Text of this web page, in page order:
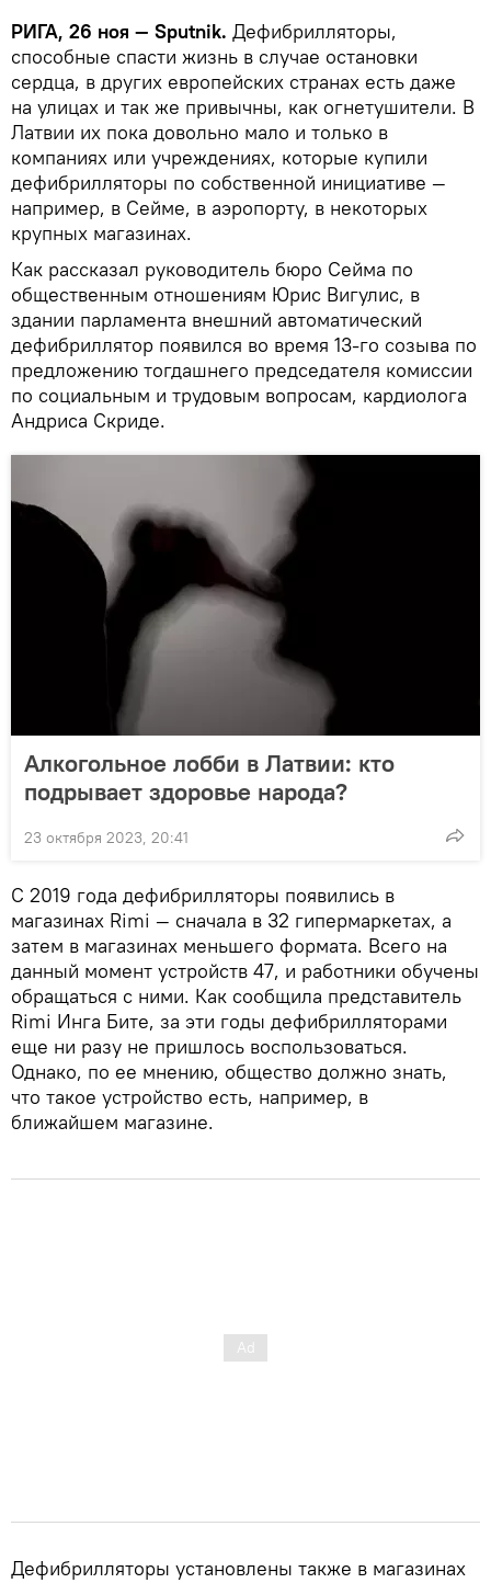
РИГА, 26 ноя — Sputnik. Дефибрилляторы,
способные спасти жизнь в случае остановки
сердца, в других европейских странах есть даже
на улицах и так же привычны, как огнетушители. В
Латвии их пока довольно мало и только в
компаниях или учреждениях, которые купили
дефибрилляторы по собственной инициативе —
например, в Сейме, в аэропорту, в некоторых
крупных магазинах.
Как рассказал руководитель бюро Сейма по
общественным отношениям Юрис Вигулис, в
здании парламента внешний автоматический
дефибриллятор появился во время 13-го созыва по
предложению тогдашнего председателя комиссии
по социальным и трудовым вопросам, кардиолога
Андриса Скриде.
Алкогольное лобби в Латвии: кто
подрывает здоровье народа?
23 октября 2023, 20:41
С 2019 года дефибрилляторы появились в
магазинах Rimi — сначала в 32 гипермаркетах, а
затем в магазинах меньшего формата. Всего на
данный момент устройств 47, и работники обучены
обращаться с ними. Как сообщила представитель
Rimi Инга Бите, за эти годы дефибрилляторами
еще ни разу не пришлось воспользоваться.
Однако, по ее мнению, общество должно знать,
что такое устройство есть, например, в
ближайшем магазине.
Дефибрилляторы установлены также в магазинах